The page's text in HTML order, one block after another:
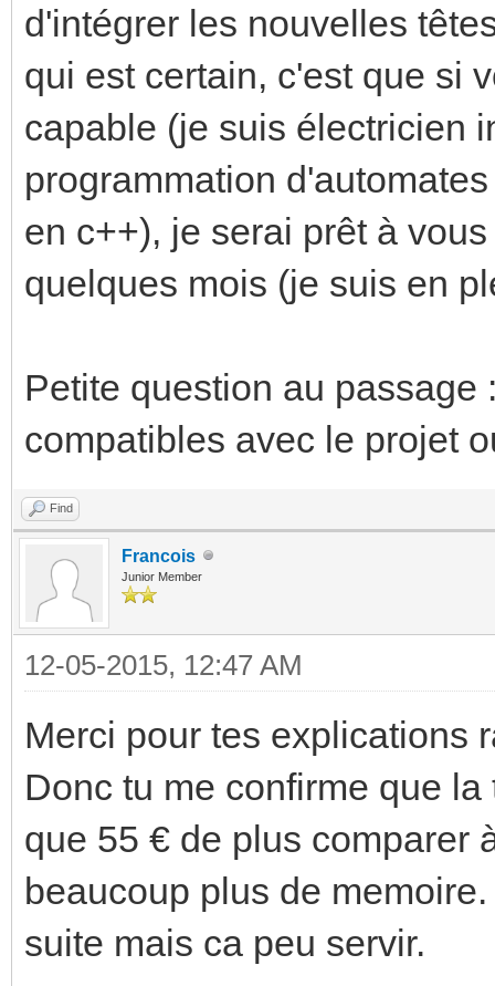
d'intégrer les nouvelles
qui est certain, c'est que si
capable (je suis électricien
programmation
en c++), je serai prêt à
quelques mois (je suis en
Petite question au
compatibles avec le projet
Find
Francois
Junior Member
12-05-2015, 12:47 AM
Merci pour tes explications
Donc tu me confirme que
que 55 € de plus comparer
beaucoup plus de
suite mais ca peu servir.